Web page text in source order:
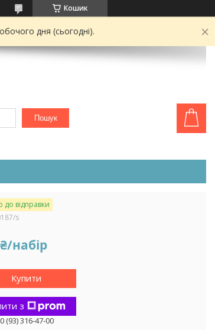
Кошик
дня (сьогодні).
Пошук
до відправки
s
набір
Купити
з
(93) 316-47-00